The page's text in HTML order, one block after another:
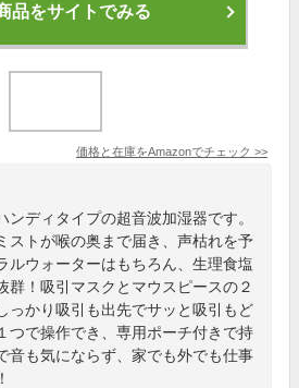
品をサイトでみる
価格と在庫をAmazonでチェック >>
ンディタイプの超音波加湿器です。
ストが喉の奥まで届き、声枯れを予
ルウォーターはもちろん、生理食塩
群！吸引マスクとマウスピースの２
っかり吸引も出先でサッと吸引もど
つで操作でき、専用ポーチ付きで持
音も気にならず、家でも外でも仕事